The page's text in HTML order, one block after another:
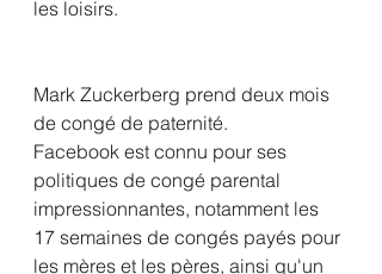
les loisirs.
Mark Zuckerberg prend deux mois
de congé de paternité.
Facebook est connu pour ses
politiques de congé parental
impressionnantes, notamment les
17 semaines de congés payés pour
les mères et les pères, ainsi qu'un